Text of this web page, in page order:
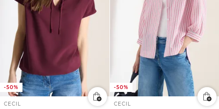
-50%
CECIL
-50%
CECIL